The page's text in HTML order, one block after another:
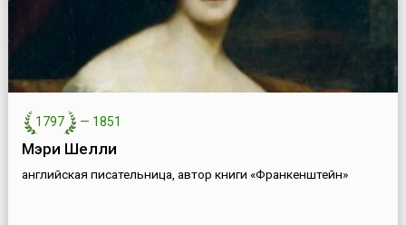
1797 — 1851
Мэри Шелли
английская писательница, автор книги «Франкенштейн»